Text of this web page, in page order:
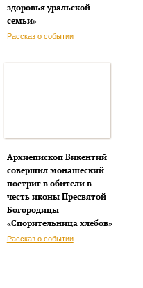
здоровья уральской
семьи»
Рассказ о событии
Архиепископ Викентий
совершил монашеский
постриг в обители в
честь иконы Пресвятой
Богородицы
«Спорительница хлебов»
Рассказ о событии